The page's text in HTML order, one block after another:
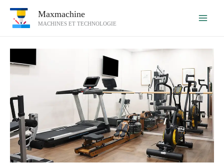
Maxmachine
MACHINES ET TECHNOLOGIE